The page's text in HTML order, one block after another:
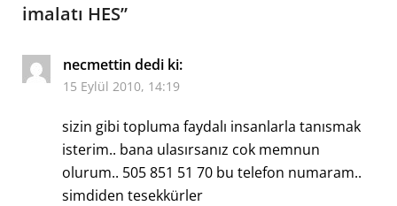
imalatı HES”
necmettin dedi ki:
15 Eylül 2010, 14:19
sizin gibi topluma faydalı insanlarla tanısmak
isterim.. bana ulasırsanız cok memnun
olurum.. 505 851 51 70 bu telefon numaram..
simdiden tesekkürler